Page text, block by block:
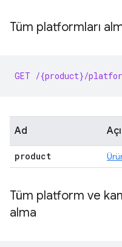
Tüm platformları
GET /{product}/
Ad
product
Tüm platform ve
alma